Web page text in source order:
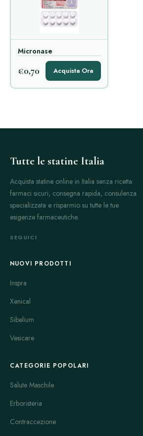
Micronase
€0,70 Acquista Ora
Tutte le statine Italia
Acquista statine online in Italia senza ricetta:
farmaci sicuri, consegna rapida, consulenza
specializzata e risparmio su tutte le tue
esigenze farmaceutiche.
SEGUICI
NUOVI PRODOTTI
Inspra
Xenical
Sibelium
Vesicare
CATEGORIE POPOLARI
Salute Maschile
Erboristeria
Contraccezione